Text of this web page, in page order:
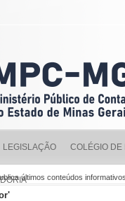
LEGISLAÇÃO COLÉGIO
últimos conteúdos